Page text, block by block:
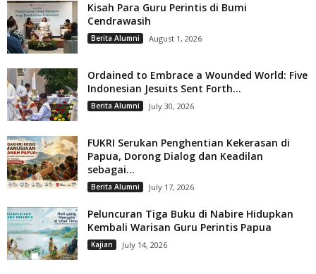
Kisah Para Guru Perintis di Bumi
Cendrawasih
Berita Alumni August 1, 2026
Ordained to Embrace a Wounded World: Five
Indonesian Jesuits Sent Forth...
Berita Alumni July 30, 2026
FUKRI Serukan Penghentian Kekerasan di
Papua, Dorong Dialog dan Keadilan
sebagai...
Berita Alumni July 17, 2026
Peluncuran Tiga Buku di Nabire Hidupkan
Kembali Warisan Guru Perintis Papua
Kajian July 14, 2026